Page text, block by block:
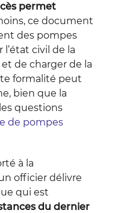
permet
ce document
des pompes
civil de la
de charger de la
formalité peut
bien que la
questions
de pompes
à la
officier délivre
qui est
du dernier